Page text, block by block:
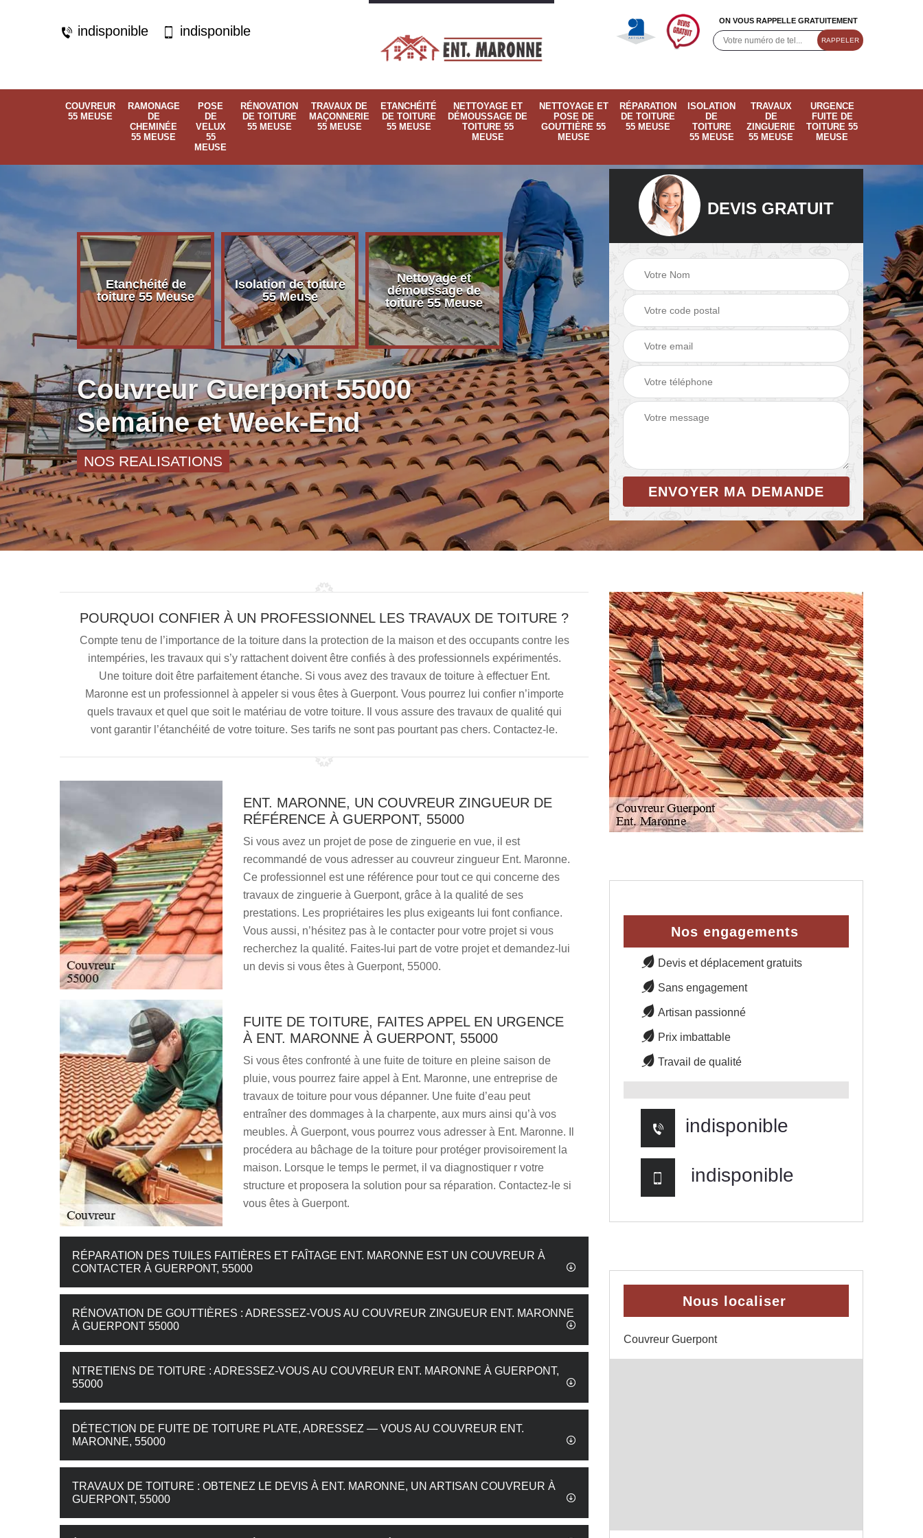
indisponible indisponible
ON VOUS RAPPELLE GRATUITEMENT
COUVREUR
55 MEUSE
RAMONAGE
DE
CHEMINÉE
55 MEUSE
POSE
DE
VELUX
55
MEUSE
RÉNOVATION
DE TOITURE
55 MEUSE
TRAVAUX DE
MAÇONNERIE
55 MEUSE
ETANCHÉITÉ
DE TOITURE
55 MEUSE
NETTOYAGE ET
DÉMOUSSAGE DE
TOITURE 55
MEUSE
NETTOYAGE ET
POSE DE
GOUTTIÈRE 55
MEUSE
RÉPARATION
DE TOITURE
55 MEUSE
ISOLATION
DE
TOITURE
55 MEUSE
TRAVAUX
DE
ZINGUERIE
55 MEUSE
URGENCE
FUITE DE
TOITURE 55
MEUSE
Meuse
Etanchéité de
toiture 55 Meuse
Isolation de toiture
55 Meuse
Nettoyage et
démoussage de
toiture 55 Meuse
Nettoyage et pose
de gouttière 55
Meuse
Ramonage de
cheminée 55
Couvreur Guerpont 55000
Semaine et Week-End
NOS REALISATIONS
DEVIS GRATUIT
POURQUOI CONFIER À UN PROFESSIONNEL LES TRAVAUX DE TOITURE ?
Compte tenu de l’importance de la toiture dans la protection de la maison et des occupants contre les
intempéries, les travaux qui s’y rattachent doivent être confiés à des professionnels expérimentés.
Une toiture doit être parfaitement étanche. Si vous avez des travaux de toiture à effectuer Ent.
Maronne est un professionnel à appeler si vous êtes à Guerpont. Vous pourrez lui confier n’importe
quels travaux et quel que soit le matériau de votre toiture. Il vous assure des travaux de qualité qui
vont garantir l’étanchéité de votre toiture. Ses tarifs ne sont pas pourtant pas chers. Contactez-le.
ENT. MARONNE, UN COUVREUR ZINGUEUR DE
RÉFÉRENCE À GUERPONT, 55000
Si vous avez un projet de pose de zinguerie en vue, il est
recommandé de vous adresser au couvreur zingueur Ent. Maronne.
Ce professionnel est une référence pour tout ce qui concerne des
travaux de zinguerie à Guerpont, grâce à la qualité de ses
prestations. Les propriétaires les plus exigeants lui font confiance.
Vous aussi, n’hésitez pas à le contacter pour votre projet si vous
recherchez la qualité. Faites-lui part de votre projet et demandez-lui
un devis si vous êtes à Guerpont, 55000.
FUITE DE TOITURE, FAITES APPEL EN URGENCE
À ENT. MARONNE À GUERPONT, 55000
Si vous êtes confronté à une fuite de toiture en pleine saison de
pluie, vous pourrez faire appel à Ent. Maronne, une entreprise de
travaux de toiture pour vous dépanner. Une fuite d’eau peut
entraîner des dommages à la charpente, aux murs ainsi qu’à vos
meubles. À Guerpont, vous pourrez vous adresser à Ent. Maronne. Il
procédera au bâchage de la toiture pour protéger provisoirement la
maison. Lorsque le temps le permet, il va diagnostiquer r votre
structure et proposera la solution pour sa réparation. Contactez-le si
vous êtes à Guerpont.
RÉPARATION DES TUILES FAITIÈRES ET FAÎTAGE ENT. MARONNE EST UN COUVREUR À
CONTACTER À GUERPONT, 55000
RÉNOVATION DE GOUTTIÈRES : ADRESSEZ-VOUS AU COUVREUR ZINGUEUR ENT. MARONNE
À GUERPONT 55000
NTRETIENS DE TOITURE : ADRESSEZ-VOUS AU COUVREUR ENT. MARONNE À GUERPONT,
55000
DÉTECTION DE FUITE DE TOITURE PLATE, ADRESSEZ — VOUS AU COUVREUR ENT.
MARONNE, 55000
TRAVAUX DE TOITURE : OBTENEZ LE DEVIS À ENT. MARONNE, UN ARTISAN COUVREUR À
GUERPONT, 55000
Nos engagements
Devis et déplacement gratuits
Sans engagement
Artisan passionné
Prix imbattable
Travail de qualité
indisponible
indisponible
Nous localiser
Couvreur Guerpont